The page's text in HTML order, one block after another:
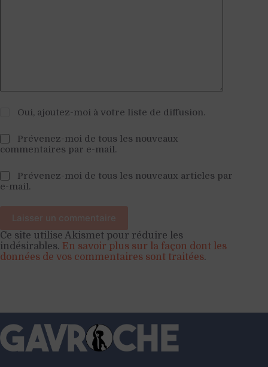
Oui, ajoutez-moi à votre liste de diffusion.
Prévenez-moi de tous les nouveaux
commentaires par e-mail.
Prévenez-moi de tous les nouveaux articles par
e-mail.
Laisser un commentaire
Ce site utilise Akismet pour réduire les
indésirables. En savoir plus sur la façon dont les
données de vos commentaires sont traitées.